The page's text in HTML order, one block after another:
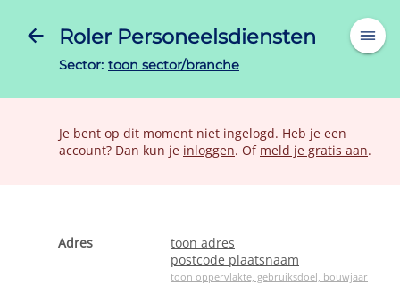
Roler Personeelsdiensten
Sector: toon sector/branche
Je bent op dit moment niet ingelogd. Heb je een
account? Dan kun je inloggen. Of meld je gratis aan.
Adres
toon adres
postcode plaatsnaam
toon oppervlakte, gebruiksdoel, bouwjaar